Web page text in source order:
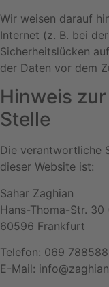
Wir weisen darauf
Internet (z. B. bei
Sicherheitslücken
der Daten vor dem
Hinweis
Stelle
Die verantwortliche
dieser Website ist:
Sahar Zaghian
Hans-Thoma-Str. 30
60596 Frankfurt
Telefon: 069 788588
E-Mail: